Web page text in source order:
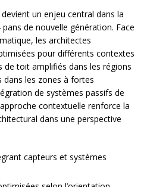
devient un enjeu central dans la
de nouvelle génération. Face
les architectes
pour différents contextes
de toit amplifiés dans les régions
dans les zones à fortes
de systèmes passifs de
contextuelle renforce la
dans une perspective
capteurs et systèmes